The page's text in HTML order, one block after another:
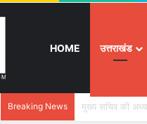
HOME उत्तराखंड
Breaking News श्रद्धा, सुरक्षा और